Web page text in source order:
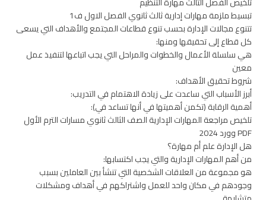
تبسيط ملزمة مهارات إدارية ثالث ثانوي الفصل الاول ف1
تتنوع مجالات الإدارة بحسب تنوع قطاعات المجتمع والأهداف التي يسعى
كل قطاع إلى تحقيقها ومنها:
هي سلسلة الأعمال والخطوات والمراحل التي يجب اتباعها لتنفيذ عمل
معين
شروط تحقيق الأهداف:
أبرز الأسباب التي ساعدت على زيادة الاهتمام في التدريب:
أهمية الرقابة (تكمن أهميتها في أنها تساعد في):
تلخيص مراجعة المهارات الإدارية الصف الثالث ثانوي مسارات الترم الأول
PDF وورد 2024
هل الإدارة علم أم مهارة؟
من أهم المهارات الإدارية والتي يجب اكتسابها:
هو مجموعة من العلاقات الشخصية التي تنشأ بين العاملين بسبب
وجودهم في مكان واحد للعمل واشتراكهم في أهداف ومشكلات